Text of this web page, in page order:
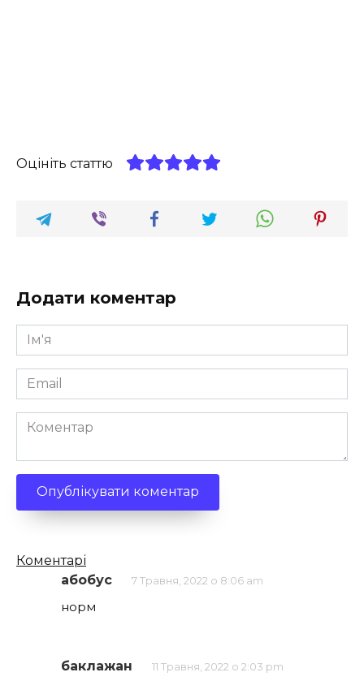
Оцініть статтю
Додати коментар
Ім'я
*
Email
*
Коментар
Кількість
коментарів
Коментарі
абобус
7 Травня, 2022 о 8:06 am
норм
баклажан 11 Травня, 2022 о 2:03 pm